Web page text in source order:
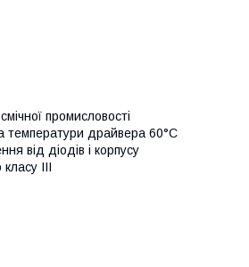
промисловості
температури драйвера 60°C
від діодів і корпусу
класу III